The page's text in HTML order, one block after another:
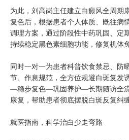
为此，刘高岗主任建立白癜风全周期
复色后，根据患者个人体质、既往病
调理方案，通过阶段性中药巩固、定
持续稳定黑色素细胞功能，修复机体
同时一对一为患者科普饮食禁忌、防
节、作息规范，全方位规避白斑复发
—稳步复色—巩固养护—长期随访全
康复，帮助患者彻底摆脱白斑反复纠缠
就医指南，科学治白少走弯路